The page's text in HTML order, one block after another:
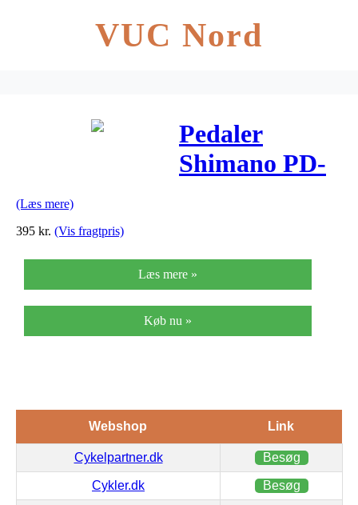
VUC Nord
Pedaler
Shimano PD-
(Læs mere)
395 kr. (Vis fragtpris)
Læs mere »
Køb nu »
Webshop Link
Cykelpartner.dk Besøg
Cykler.dk Besøg